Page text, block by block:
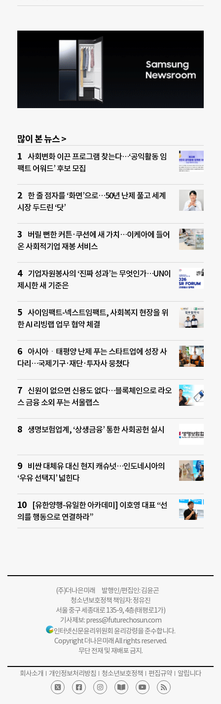
많이 본 뉴스 >
사회변화 이끈 프로그램 찾는다…‘공익활동 임
팩트 어워드’ 후보 모집
한 줄 점자를 ‘화면’으로…50년 난제 풀고 세계
시장 두드린 ‘닷’
버릴 뻔한 커튼·쿠션에 새 가치…이케아에 들어
온 사회적기업 재봉 서비스
기업자원봉사의 ‘진짜 성과’는 무엇인가…UN이
제시한 새 기준은
사이임팩트-넥스트임팩트, 사회복지 현장을 위
한 AI 리빙랩 업무 협약 체결
아시아ㆍ태평양 난제 푸는 스타트업에 성장 사
다리…국제기구·재단·투자사 뭉쳤다
신원이 없으면 신용도 없다…블록체인으로 라오
스 금융 소외 푸는 서울랩스
생명보험업계, ‘상생금융’ 통한 사회공헌 실시
비싼 대체유 대신 현지 캐슈넛…인도네시아의
‘우유 선택지’ 넓힌다
[유한양행-유일한 아카데미] 이호영 대표 “선
의를 행동으로 연결하라”
(주)더나은미래 발행인/편집인: 김윤곤
청소년보호정책 책임자: 정유진
서울 중구 세종대로 135-9, 4층(태평로1가)
기사제보:press@futurechosun.com
인터넷신문윤리위원회 윤리강령을 준수합니다.
Copyright 더나은미래 All rights reserved.
무단 전재 및 재배포 금지.
회사소개 개인정보처리방침 청소년보호정책 편집규약 알립니다